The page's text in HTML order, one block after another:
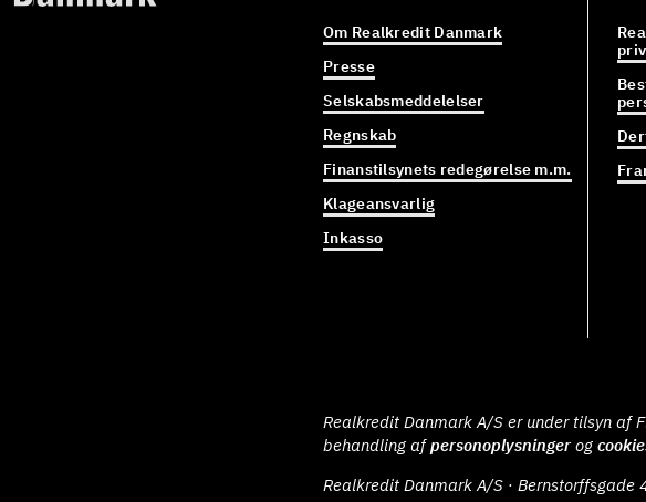
Om Realkredit Danmark
Presse
Selskabsmeddelelser
Regnskab
Finanstilsynets redegørelse m.m.
Klageansvarlig
Inkasso
Realkredit Danmark A/S er under tilsyn af
behandling afpersonoplysninger og
Realkredit Danmark A/S · Bernstorffsgade